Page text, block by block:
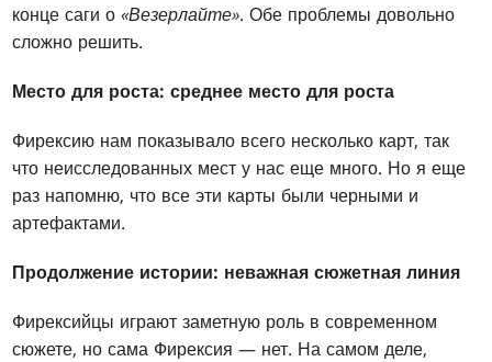
конце саги о«Везерлайте». Обе проблемы довольно
сложно решить.
Место для роста: среднее место для роста
Фирексию нам показывало всего несколько карт, так
что неисследованных мест у нас еще много. Но я еще
раз напомню, что все эти карты были черными и
артефактами.
Продолжение истории: неважная сюжетная линия
Фирексийцы играют заметную роль в современном
сюжете, но сама Фирексия — нет. На самом деле,